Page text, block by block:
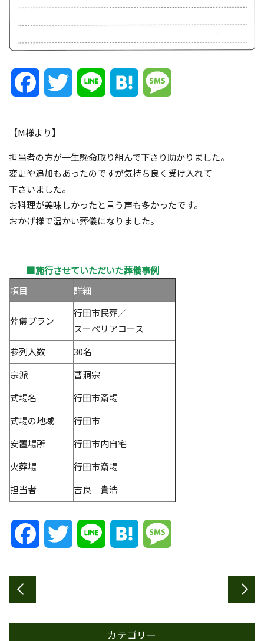
FacebookTwitter Line Hatena
【M様より】
担当者の方が一生懸命取り組んで下さり助かりました。
変更や追加もあったのですが気持ち良く受け入れて
下さいました。
お料理が美味しかったと言う声も多かったです。
おかげ様で温かい葬儀になりました。
■施行させていただいた葬儀事例
項目
詳細
葬儀プラン
行田市民葬／
スーペリアコース
参列人数
30名
宗派
曹洞宗
式場名
行田市斎場
式場の地域
行田市
安置場所
行田市内自宅
火葬場
行田市斎場
担当者
吉良 貴浩
FacebookTwitter Line Hatena
カテゴリー